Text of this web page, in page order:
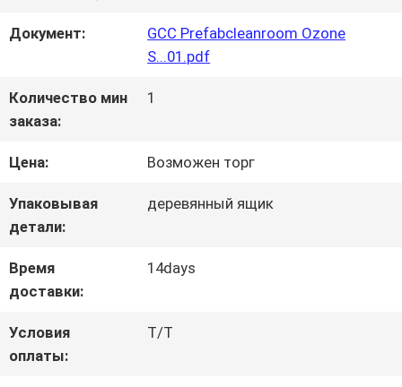
ЭКСКУРСИЯ
ПО
ЗАВОДУ
КОНТРОЛЬ
КАЧЕСТВА
СВЯЖИТЕСЬ
С
Документ:
GCC Prefabcleanroom Ozone
S...01.pdf
Количество мин
заказа:
1
Цена: Возможен торг
Упаковывая
детали:
деревянный ящик
Время
доставки:
14days
Условия
оплаты:
Т/Т